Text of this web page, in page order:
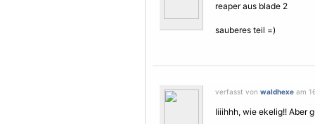
reaper aus blade 2
sauberes teil =)
verfasst von waldhexe am
Iiiihhh, wie ekelig!! Aber